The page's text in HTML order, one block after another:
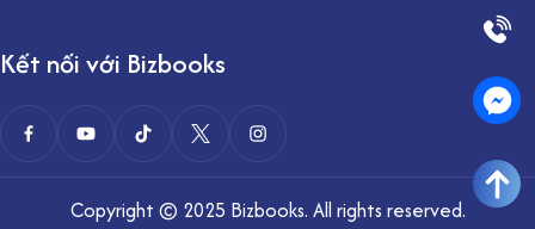
Kết nối với Bizbooks
Copyright © 2025 Bizbooks. All rights reserved.